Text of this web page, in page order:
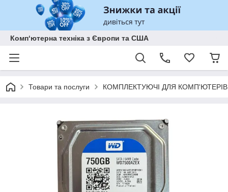
Комп‘ютерна техніка з Європи та США
Товари та послуги КОМПЛЕКТУЮЧІ ДЛЯ КОМП'ЮТЕРІВ